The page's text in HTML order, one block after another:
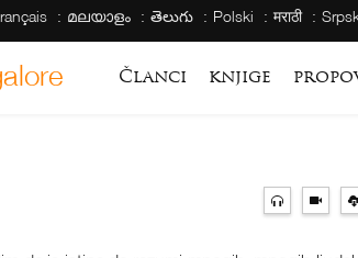
മലയാളം తెలుగు Polski मराठी
Članci knjige